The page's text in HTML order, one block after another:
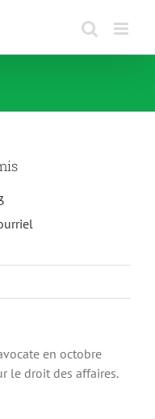
en octobre
le droit des affaires.